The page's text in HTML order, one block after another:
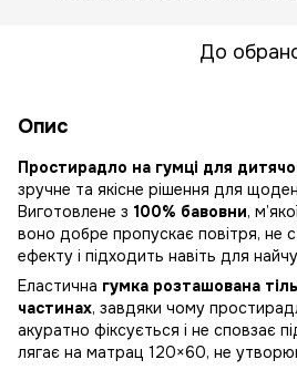
До
Опис
Простирадло на гумці для
зручне та якісне рішення для
Виготовлене з 100% бавовни,
воно добре пропускає повітря, не
ефекту і підходить навіть для
Еластична гумка розташована
частинах, завдяки чому
акуратно фіксується і не сповзає
лягає на матрац 120×60, не